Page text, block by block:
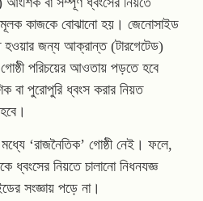
কাজকে বোঝানো হয়। জেনোসাইড
হওয়ার জন্য আক্রান্ত (টারগেটেড)
গোষ্ঠী পরিচয়ের আওতায় পড়তে হবে
বা পুরোপুরি ধ্বংস করার নিয়ত
মধ্যে ‘রাজনৈতিক’ গোষ্ঠী নেই। ফলে,
ধ্বংসের নিয়তে চালানো নিধনযজ্ঞ
সংজ্ঞায় পড়ে না।